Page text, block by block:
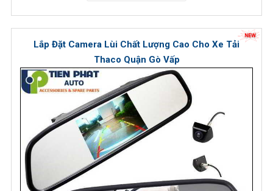
Lắp Đặt Camera Lùi Chất Lượng Cao Cho Xe Tải
Thaco Quận Gò Vấp